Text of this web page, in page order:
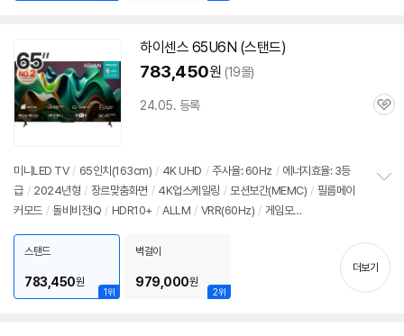
하이센스 65U6N (스탠드)
783,450원 (19몰)
24.05. 등록
관
미니LED TV / 65인치 (163cm) / 4K UHD / 주사율: 60Hz / 에너지효율: 3등
급 / 2024년형 / 장르맞춤화면 / 4K업스케일링 / 모션보간(MEMC) / 필름메이
커모드 / 돌비비전IQ / HDR10+ / ALLM / VRR(60Hz) / 게임모
기
1위
스탠드
783,450원
2위
벽걸이
979,000원
더보기